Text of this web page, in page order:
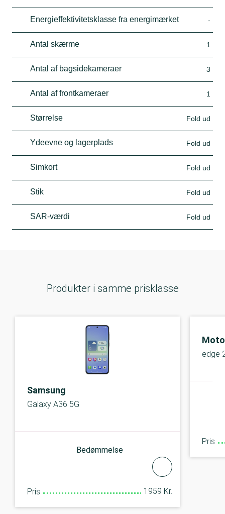
Energieffektivitetsklasse fra energimærket -
Antal skærme 1
Antal af bagsidekameraer 3
Antal af frontkameraer 1
Størrelse Fold ud
Ydeevne og lagerplads Fold ud
Simkort Fold ud
Stik Fold ud
SAR-værdi Fold ud
Produkter i samme prisklasse
Samsung
Galaxy A36 5G
Bedømmelse
Pris 1959 Kr.
edge
Pris